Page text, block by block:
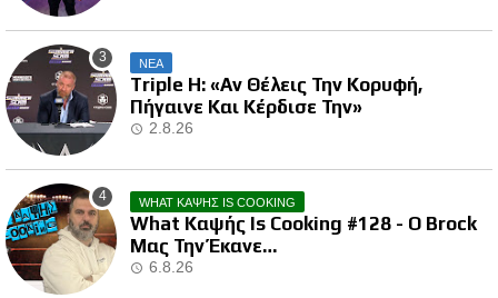
ΝΕΑ
Triple H: «Αν Θέλεις Την Κορυφή,
Πήγαινε Και Κέρδισε Την»
2.8.26
WHAT ΚΑΨΗΣ IS COOKING
What Καψής Is Cooking #128 - Ο Brock
Μας Την Έκανε…
6.8.26